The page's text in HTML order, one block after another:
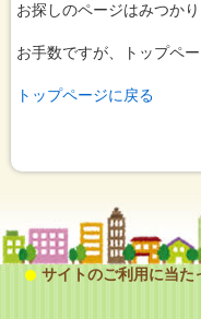
お探しのページはみつかり
お手数ですが、トップペ
トップページに戻る
サイトのご利用に当た